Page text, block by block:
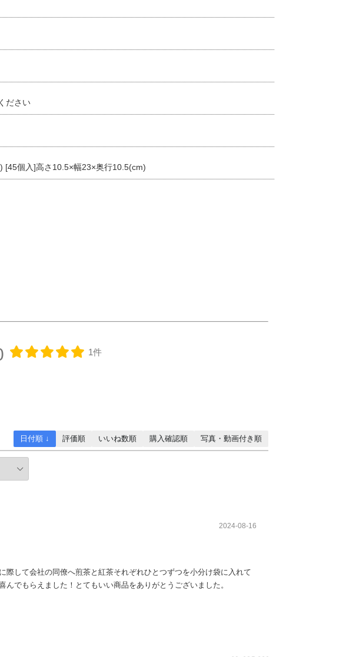
ださい
[45個入]高さ10.5×幅23×奥行10.5(cm)
1件
日付順 ↓ 評価順 いいね数順 購入確認順 写真・動画付き順
2024-08-16
際して会社の同僚へ煎茶と紅茶それぞれひとつずつを小分け袋に入れて
でもらえました！とてもいい商品をありがとうございました。